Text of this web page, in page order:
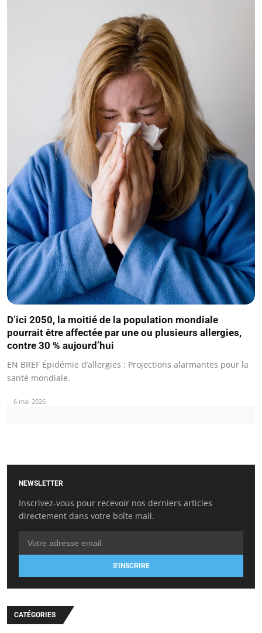
D’ici 2050, la moitié de la population mondiale
pourrait être affectée par une ou plusieurs allergies,
contre 30 % aujourd’hui
EN BREF Épidémie d’allergies : Projections alarmantes pour la
santé mondiale.
6 mai 2026
NEWSLETTER
Inscrivez-vous pour recevoir nos derniers articles
directement dans votre boîte mail.
S'INSCRIRE
CATÉGORIES